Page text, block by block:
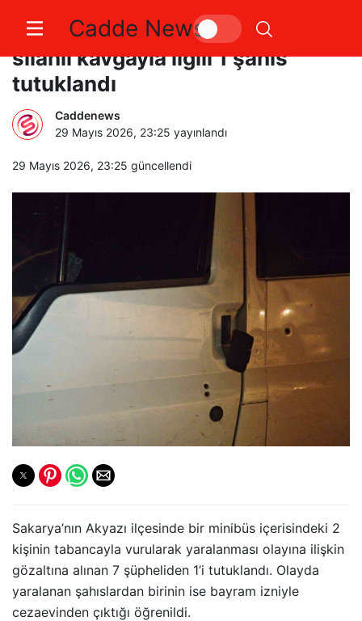
Cadde News
Sakarya’da 2 kişinin yaralandığı
silahlı kavgayla ilgili 1 şahıs
tutuklandı
Caddenews
29 Mayıs 2026, 23:25 yayınlandı
29 Mayıs 2026, 23:25 güncellendi
Sakarya’nın Akyazı ilçesinde bir minibüs içerisindeki 2
kişinin tabancayla vurularak yaralanması olayına ilişkin
gözaltına alınan 7 şüpheliden 1’i tutuklandı. Olayda
yaralanan şahıslardan birinin ise bayram izniyle
cezaevinden çıktığı öğrenildi.